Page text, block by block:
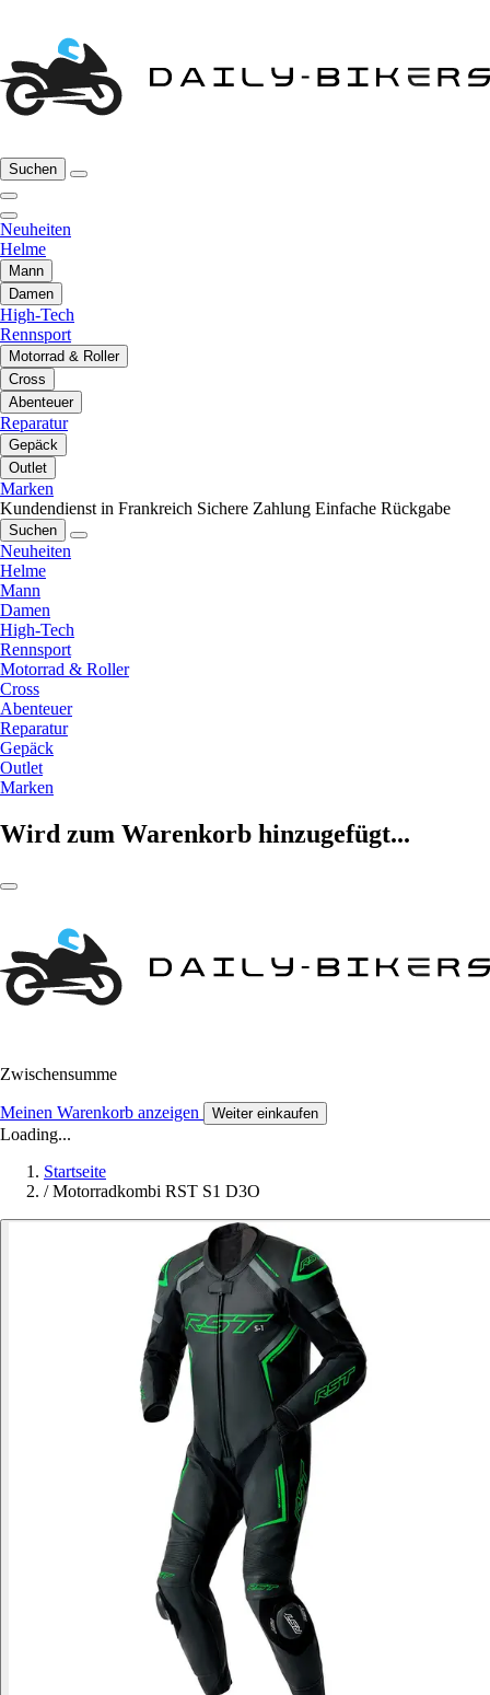
Suchen
Neuheiten
Helme
Mann
Damen
High-Tech
Rennsport
Motorrad & Roller
Cross
Abenteuer
Reparatur
Gepäck
Outlet
Marken
Kundendienst in Frankreich Sichere Zahlung Einfache Rückgabe
Suchen
Neuheiten
Helme
Mann
Damen
High-Tech
Rennsport
Motorrad & Roller
Cross
Abenteuer
Reparatur
Gepäck
Outlet
Marken
Wird zum Warenkorb hinzugefügt...
Zwischensumme
Meinen Warenkorb anzeigen Weiter einkaufen
Loading...
Startseite
/ Motorradkombi RST S1 D3O